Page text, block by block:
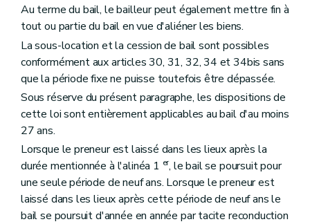
Au terme du bail, le bailleur peut également mettre fin à
tout ou partie du bail en vue d'aliéner les biens.
La sous-location et la cession de bail sont possibles
conformément aux articles 30, 31, 32, 34 et 34bis sans
que la période fixe ne puisse toutefois être dépassée.
Sous réserve du présent paragraphe, les dispositions de
cette loi sont entièrement applicables au bail d'au moins
27 ans.
Lorsque le preneur est laissé dans les lieux après la
durée mentionnée à l'alinéa 1 er, le bail se poursuit pour
une seule période de neuf ans. Lorsque le preneur est
laissé dans les lieux après cette période de neuf ans le
bail se poursuit d'année en année par tacite reconduction